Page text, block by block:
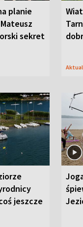
planie
sekret
jeszcze